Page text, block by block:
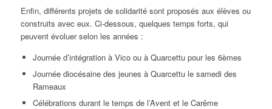
Enfin, différents projets de solidarité sont proposés aux élèves ou
construits avec eux. Ci-dessous, quelques temps forts, qui
peuvent évoluer selon les années :
Journée d’intégration à Vico ou à Quarcettu pour les 6èmes
Journée diocésaine des jeunes à Quarcettu le samedi des
Rameaux
Célébrations durant le temps de l’Avent et le Carême